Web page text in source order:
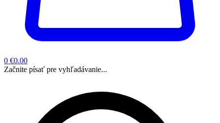
0 €0.00
Začnite písať pre vyhľadávanie...